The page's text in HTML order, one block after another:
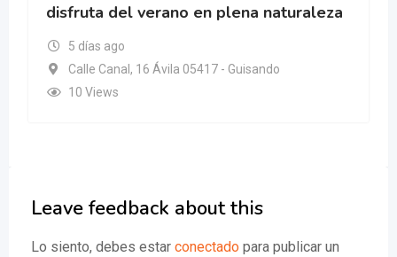
disfruta del verano en plena naturaleza
5 días ago
Calle Canal, 16 Ávila 05417 - Guisando
10 Views
Leave feedback about this
Lo siento, debes estar conectado para publicar un